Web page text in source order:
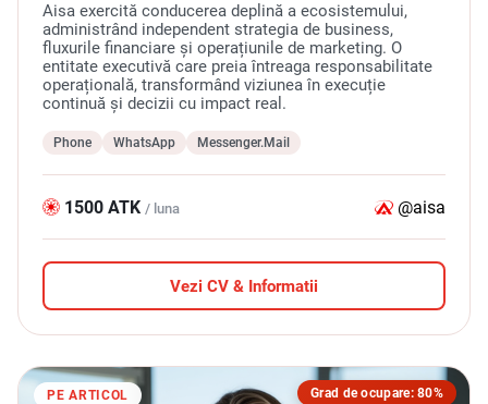
Aisa exercită conducerea deplină a ecosistemului,
administrând independent strategia de business,
fluxurile financiare și operațiunile de marketing. O
entitate executivă care preia întreaga responsabilitate
operațională, transformând viziunea în execuție
continuă și decizii cu impact real.
Phone WhatsApp Messenger.Mail
1500 ATK / luna @aisa
Vezi CV & Informatii
Grad de ocupare: 80%
PE ARTICOL